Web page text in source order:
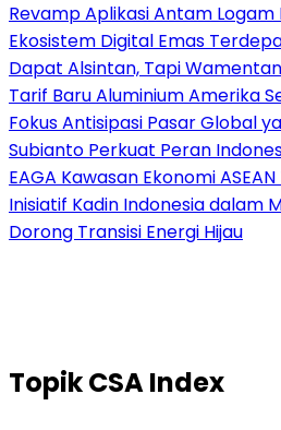
Revamp Aplikasi Antam Logam
Ekosistem Digital Emas
Dapat Alsintan, Tapi
Tarif Baru Aluminium Amerika
Fokus Antisipasi Pasar Global
Subianto Perkuat Peran
EAGA Kawasan Ekonomi
Inisiatif Kadin Indonesia dalam
Dorong Transisi Energi Hijau
TopikCSA Index